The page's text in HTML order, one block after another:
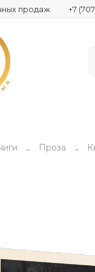
продаж +7
Проза